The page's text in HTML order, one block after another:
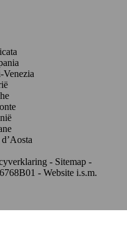
- Sitemap -
- Website i.s.m.